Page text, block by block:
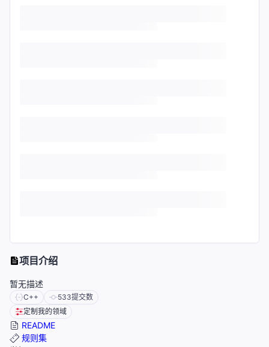
项目介绍
暂无描述
C++ 533提交数
定制我的领域
README
规则集